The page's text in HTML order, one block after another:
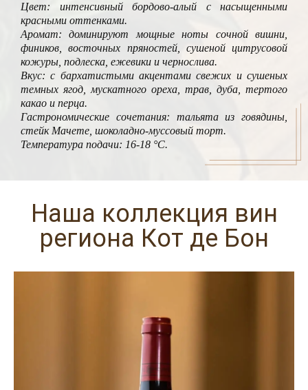
Цвет: интенсивный бордово-алый с насыщенными
красными оттенками.
Аромат: доминируют мощные ноты сочной вишни,
фиников, восточных пряностей, сушеной цитрусовой
кожуры, подлеска, ежевики и чернослива.
Вкус: с бархатистыми акцентами свежих и сушеных
темных ягод, мускатного ореха, трав, дуба, тертого
какао и перца.
Гастрономические сочетания: тальята из говядины,
стейк Мачете, шоколадно-муссовый торт.
Температура подачи: 16-18 °C.
Наша коллекция вин
региона Кот де Бон